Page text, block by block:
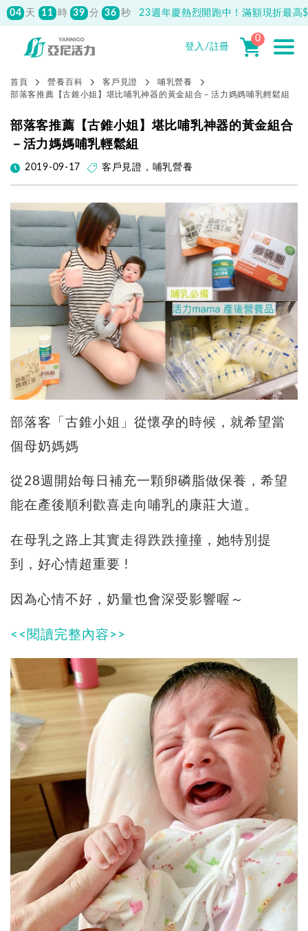
04 天 11 時 39 分 53 秒 23週年慶熱烈開跑中！滿額現折最高
先付款滿800元免運！註冊會員最高獲
150元抵用券
登入/註冊
0
首頁 營養百科 客戶見證
哺乳營養
部落客推薦【古錐小姐】堪比哺乳神器的黃金組合－活力媽媽哺乳輕鬆組
部落客推薦【古錐小姐】堪比哺乳神器的黃金組合
－活力媽媽哺乳輕鬆組
2019-09-17 客戶見證 ， 哺乳營養
部落客「古錐小姐」從懷孕的時候，就希望當
個母奶媽媽
從28週開始每日補充一顆卵磷脂做保養，希望
能在產後順利歡喜走向哺乳的康莊大道。
在母乳之路上其實走得跌跌撞撞，她特別提
到，好心情超重要 !
因為心情不好，奶量也會深受影響喔～
<<閱讀完整內容>>